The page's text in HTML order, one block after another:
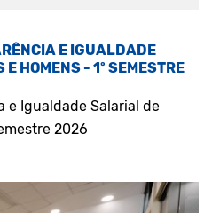
E IGUALDADE
HOMENS - 1º SEMESTRE
e Igualdade Salarial de
2026